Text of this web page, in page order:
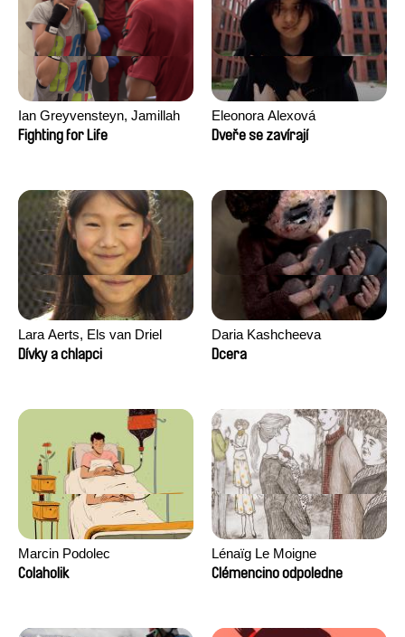
Ian Greyvensteyn, Jamillah
van der Hulst
Fighting for Life
Eleonora Alexová
Dveře se zavírají
Lara Aerts, Els van Driel
Dívky a chlapci
Daria Kashcheeva
Dcera
Marcin Podolec
Colaholik
Lénaïg Le Moigne
Clémencino odpoledne